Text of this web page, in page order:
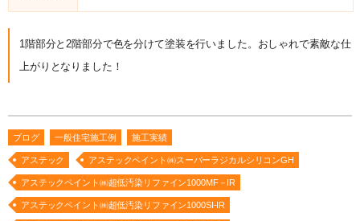
1階部分と2階部分で色を分けて塗装を行いました。おしゃれで素敵な仕
上がりとなりました！
ブログ 一般住宅施工例 施工実績
アステック アステックペイント㈱スーパーラジカルシリコンGH
アステックペイント㈱超低汚染リファイン1000MF－IR
アステックペイント㈱超低汚染リファイン1000SI-IR